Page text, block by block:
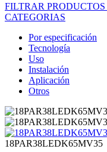
FILTRAR PRODUCTOS
CATEGORIAS
Por especificación
Tecnología
Uso
Instalación
Aplicación
Otros
18PAR38LEDK65MV35